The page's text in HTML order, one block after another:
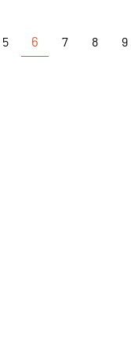
5 6 7 8 9